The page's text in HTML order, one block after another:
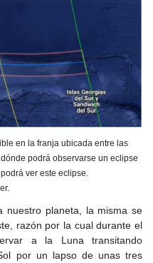
en la franja ubicada entre las
podrá observarse un eclipse
ver este eclipse.
nuestro planeta, la misma se
razón por la cual durante el
a la Luna transitando
por un lapso de unas tres